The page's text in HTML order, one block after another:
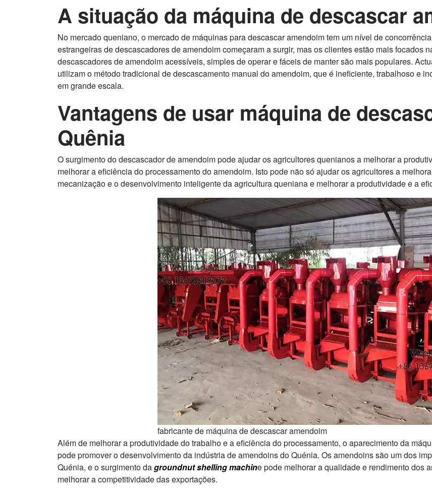
A situação da máquina de descascar
No mercado queniano, o mercado de máquinas para descascar amendoim tem um nível de
estrangeiras de descascadores de amendoim começaram a surgir, mas os clientes estão mais focados
descascadores de amendoim acessíveis, simples de operar e fáceis de manter são mais populares.
utilizam o método tradicional de descascamento manual do amendoim, que é ineficiente, trabalhoso e
em grande escala.
Vantagens de usar máquina de
Quênia
O surgimento do descascador de amendoim pode ajudar os agricultores quenianos a melhorar a
melhorar a eficiência do processamento do amendoim. Isto pode não só ajudar os agricultores a
mecanização e o desenvolvimento inteligente da agricultura queniana e melhorar a produtividade e a
fabricante de máquina de descascar amendoim
Além de melhorar a produtividade do trabalho e a eficiência do processamento, o aparecimento da
pode promover o desenvolvimento da indústria de amendoins do Quénia. Os amendoins são um dos
Quénia, e o surgimento dagroundnut shelling machine pode melhorar a qualidade e rendimento dos
melhorar a competitividade das exportações.